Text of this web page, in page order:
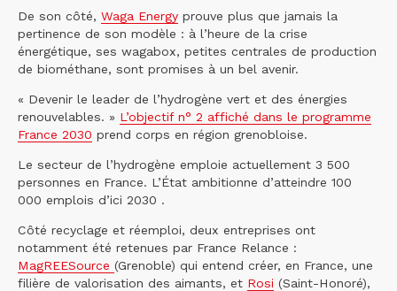
De son côté, Waga Energy prouve plus que jamais la
pertinence de son modèle : à l’heure de la crise
énergétique, ses wagabox, petites centrales de production
de biométhane, sont promises à un bel avenir.
« Devenir le leader de l’hydrogène vert et des énergies
renouvelables. » L’objectif n° 2 affiché dans le programme
France 2030 prend corps en région grenobloise.
Le secteur de l’hydrogène emploie actuellement 3 500
personnes en France. L’État ambitionne d’atteindre 100
000 emplois d’ici 2030 .
Côté recyclage et réemploi, deux entreprises ont
notamment été retenues par France Relance :
MagREESource (Grenoble) qui entend créer, en France, une
filière de valorisation des aimants, et Rosi (Saint-Honoré),